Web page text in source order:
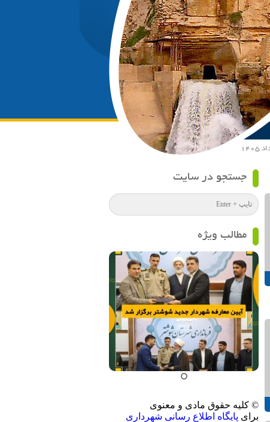
جستجو در سایت
مطالب ویژه
© کلیه حقوق مادی و معنوی
برای پایگاه اطلاع رسانی شهرداری